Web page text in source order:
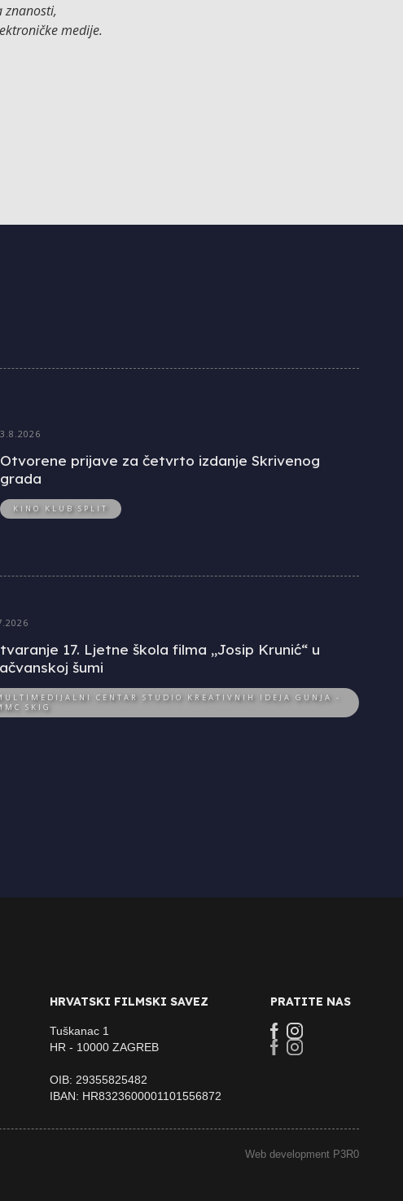
znanosti,
medije.
3.8.2026
Otvorene prijave za četvrto izdanje Skrivenog
grada
KINO KLUB SPLIT
17. Ljetne škola filma „Josip Krunić“ u
šumi
CENTAR STUDIO KREATIVNIH IDEJA GUNJA -
SKIG
HRVATSKI FILMSKI SAVEZ
Tuškanac 1
HR - 10000 ZAGREB
OIB: 29355825482
IBAN: HR8323600001101556872
PRATITE NAS
Web development P3R0